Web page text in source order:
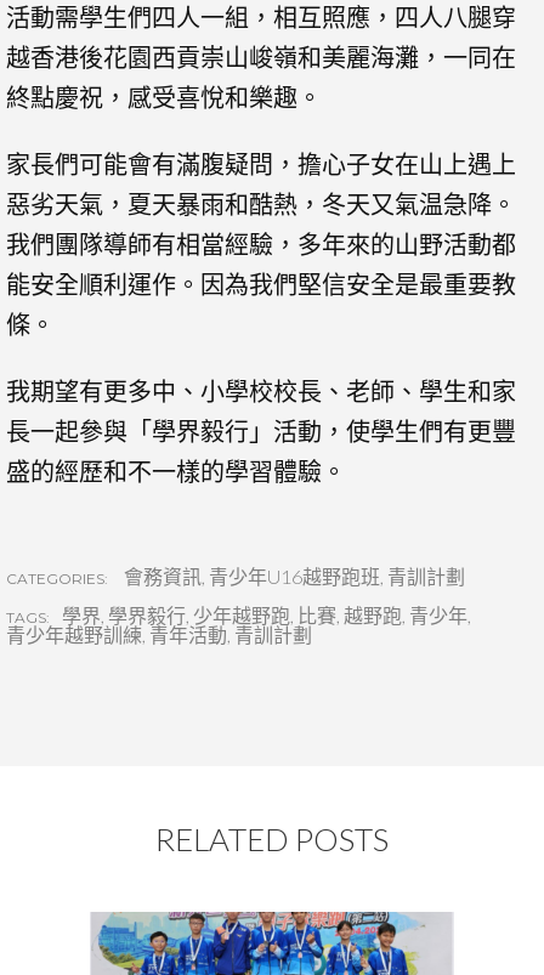
活動需學生們四人一組，相互照應，四人八腿穿
越香港後花園西貢崇山峻嶺和美麗海灘，一同在
終點慶祝，感受喜悅和樂趣。
家長們可能會有滿腹疑問，擔心子女在山上遇上
惡劣天氣，夏天暴雨和酷熱，冬天又氣温急降。
我們團隊導師有相當經驗，多年來的山野活動都
能安全順利運作。因為我們堅信安全是最重要教
條。
我期望有更多中、小學校校長、老師、學生和家
長一起參與「學界毅行」活動，使學生們有更豐
盛的經歷和不一樣的學習體驗。
CATEGORIES: 會務資訊, 青少年U16越野跑班, 青訓計劃
TAGS: 學界, 學界毅行, 少年越野跑, 比賽, 越野跑, 青少年,
青少年越野訓練, 青年活動, 青訓計劃
RELATED POSTS